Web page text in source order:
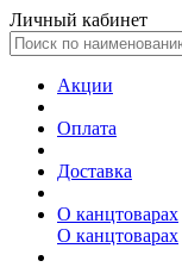
Личный кабинет
Акции
Оплата
Доставка
О канцтоварах
О канцтоварах